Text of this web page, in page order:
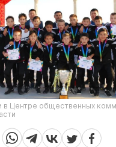
в Центре общественных